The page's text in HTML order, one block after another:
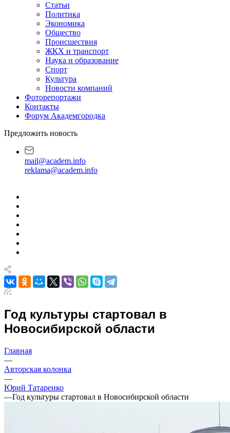
Статьи
Политика
Экономика
Общество
Происшествия
ЖКХ и транспорт
Наука и образование
Спорт
Культура
Новости компаний
Фоторепортажи
Контакты
Форум Академгородка
Предложить новость
mail@academ.info
reklama@academ.info
Год культуры стартовал в
Новосибирской области
Главная
—
Авторская колонка
—
Юрий Татаренко
—Год культуры стартовал в Новосибирской области